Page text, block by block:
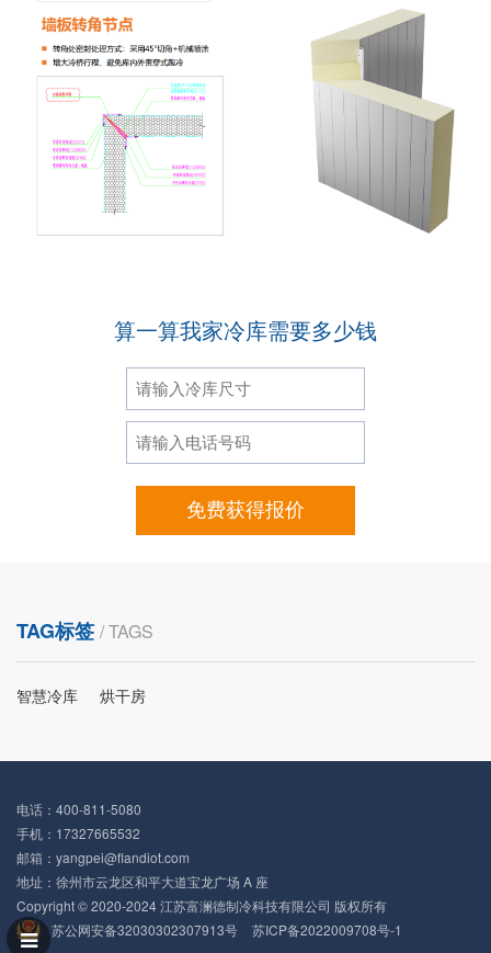
算一算我家冷库需要多少钱
免费获得报价
TAG标签 / TAGS
智慧冷库 烘干房
电话：400-811-5080
手机：17327665532
邮箱：yangpei@flandiot.com
地址：徐州市云龙区和平大道宝龙广场 A 座
Copyright © 2020-2024 江苏富澜德制冷科技有限公司 版权所有
苏公网安备32030302307913号
苏ICP备2022009708号-1